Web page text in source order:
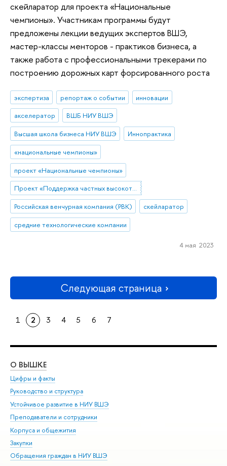
скейларатор для проекта «Национальные
чемпионы». Участникам программы будут
предложены лекции ведущих экспертов ВШЭ,
мастер-классы менторов - практиков бизнеса, а
также работа с профессиональными трекерами по
построению дорожных карт форсированного роста
экспертиза репортаж о событии
инновации
акселератор
ВШБ НИУ ВШЭ
Высшая школа бизнеса НИУ ВШЭ
Иннопрактика
«национальные чемпионы»
проект «Национальные чемпионы»
Проект «Поддержка частных высокотехнологических компаний-лидеров»
Российская венчурная компания (РВК)
скейларатор
средние технологические компании
4 мая 2023
Следующая страница
1 2 3 4 5 6 7
О ВЫШКЕ
Цифры и факты
Руководство и структура
Устойчивое развитие в НИУ ВШЭ
Преподаватели и сотрудники
Корпуса и общежития
Закупки
Обращения граждан в НИУ ВШЭ